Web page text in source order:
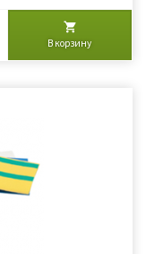
В корзину